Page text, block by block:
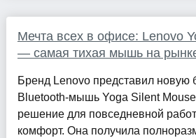
Мечта всех в офисе: Lenovo
— самая тихая мышь на
Бренд Lenovo представил новую
Bluetooth-мышь Yoga Silent
решение для повседневной
комфорт. Она получила